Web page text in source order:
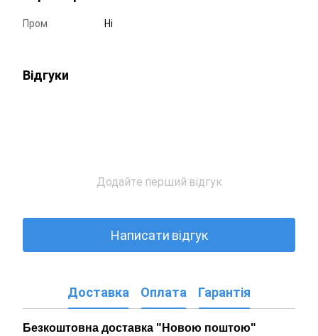
Пром Ні
Відгуки
Додайте перший відгук
Написати відгук
Доставка Оплата Гарантія
Безкоштовна доставка "Новою поштою"